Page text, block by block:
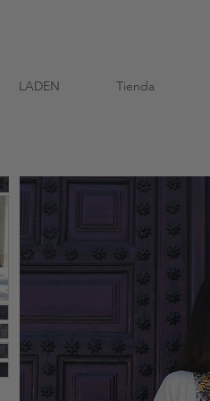
LADEN Tienda